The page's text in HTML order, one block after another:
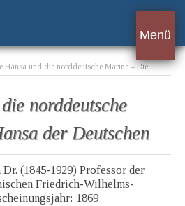
Menü
Hansa und die norddeutsche Marine – Die
norddeutsche
der Deutschen
(1845-1929) Professor der
Friedrich-Wilhelms-
1869